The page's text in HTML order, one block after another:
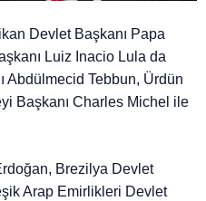
Devlet Başkanı Papa
Luiz Inacio Lula da
Abdülmecid Tebbun, Ürdün
Başkanı Charles Michel ile
Brezilya Devlet
Arap Emirlikleri Devlet